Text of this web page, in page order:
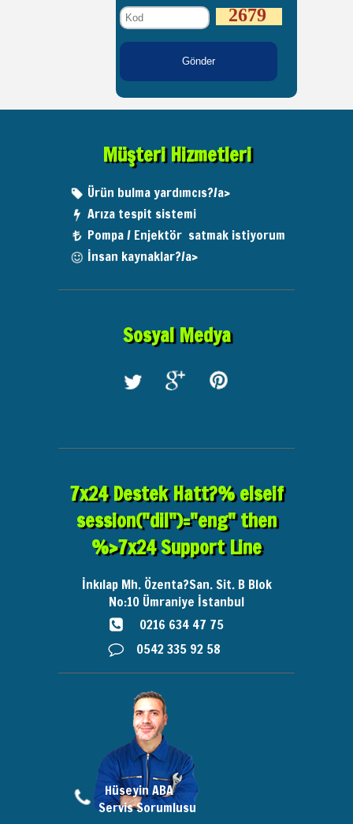
2679
Müşteri Hizmetleri
Ürün bulma yardımcıs?/a>
Arıza tespit sistemi
Pompa / Enjektör satmak istiyorum
İnsan kaynaklar?/a>
Sosyal Medya
7x24 Destek Hatt?% elseif
session("dil")="eng" then
%>7x24 Support Line
İnkılap Mh. Özenta?San. Sit. B Blok
No:10 Ümraniye İstanbul
0216 634 47 75
0542 335 92 58
Hüseyin ABA
Servis Sorumlusu